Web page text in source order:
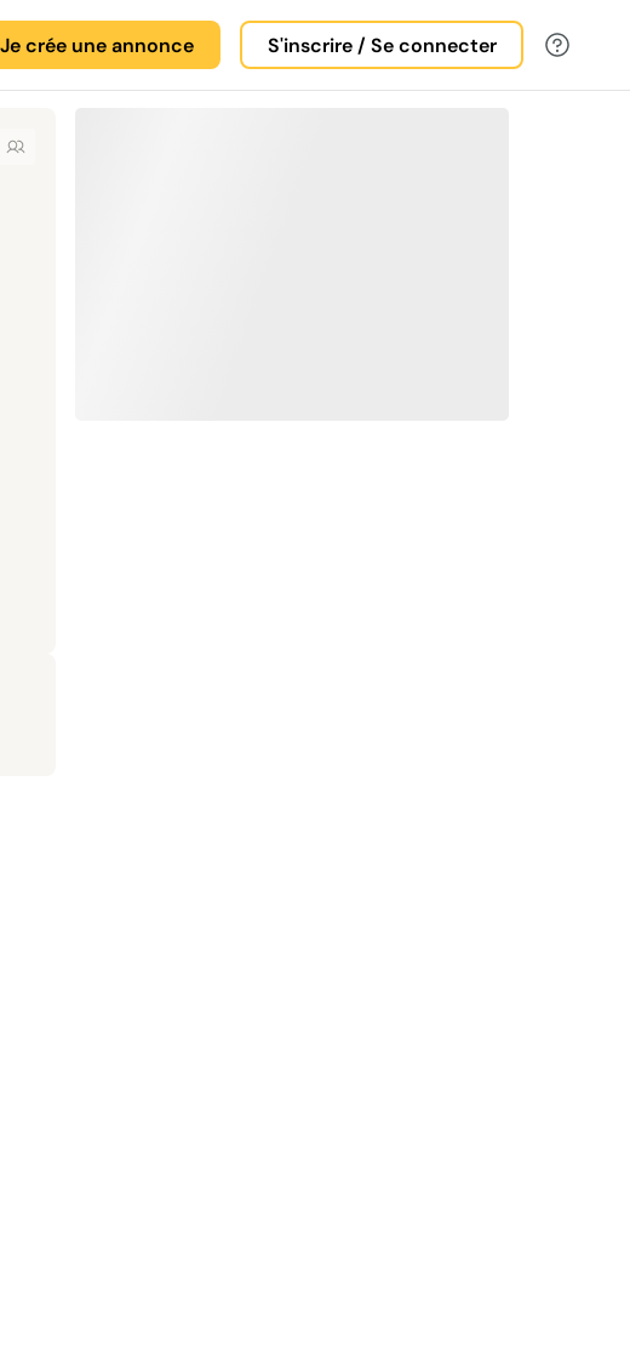
Je crée une annonce S'inscrire / Se connecter